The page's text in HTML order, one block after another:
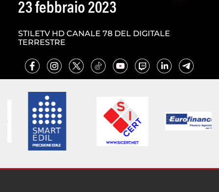
23 febbraio 2023
STILETV HD CANALE 78 DEL DIGITALE
TERRESTRE